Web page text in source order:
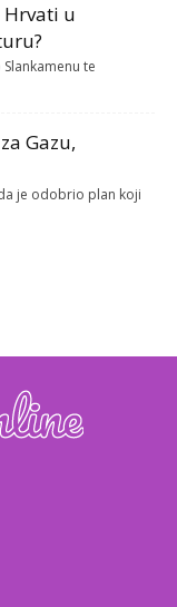
Hrvati u
te
Gazu,
je odobrio plan koji